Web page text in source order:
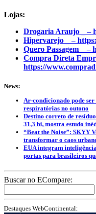
Lojas:
Drogaria Araujo _ –
Hipervarejo _ –
Quero Passagem _ –
Compra Direta
https://
News:
Ar-condicionado pode
respiratórias no outono
Destino correto de
31,3 bi, mostra estudo
“Beat the Noise”: SKYY
transformar o caos
EUA integram
portas para brasileiros
Buscar no ECompare:
Destaques WebContinental: